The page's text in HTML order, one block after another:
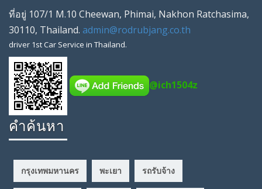
ที่อยู่ 107/1 M.10 Cheewan, Phimai, Nakhon Ratchasima,
30110, Thailand. admin@rodrubjang.co.th
driver 1st Car Service in Thailand.
@ich1504z
คำค้นหา
กรุงเทพมหานคร พะเยา รถรับจ้าง